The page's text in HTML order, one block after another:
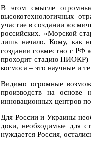
В этом смысле
высокотехнологичных
участие в создании
российских. «Морской
лишь начало. Кому, как
создании совместно с РФ
проходит стадию НИОКР)
космоса – это научные и
Видимо огромные
производств на основе
инновационных центров
Для России и Украины
доки, необходимые для
нуждается Россия,